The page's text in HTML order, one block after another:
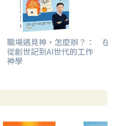
職場遇見神，怎麼辦？：
從創世記到AI世代的工作
神學
在